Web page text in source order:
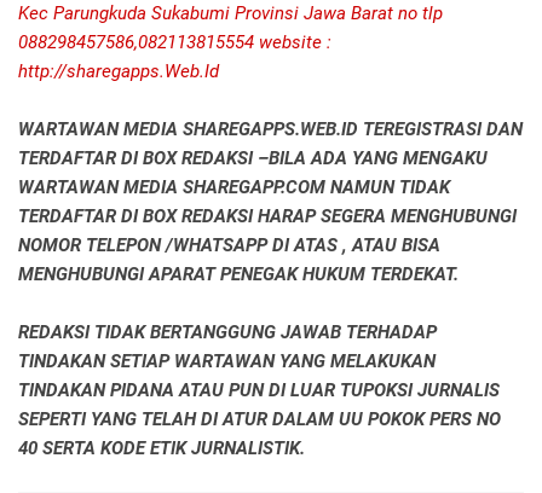
Kec Parungkuda Sukabumi Provinsi Jawa Barat no tlp
088298457586,082113815554 website :
http://sharegapps.Web.Id
WARTAWAN MEDIA SHAREGAPPS.WEB.ID TEREGISTRASI DAN
TERDAFTAR DI BOX REDAKSI –BILA ADA YANG MENGAKU
WARTAWAN MEDIA SHAREGAPP.COM NAMUN TIDAK
TERDAFTAR DI BOX REDAKSI HARAP SEGERA MENGHUBUNGI
NOMOR TELEPON /WHATSAPP DI ATAS , ATAU BISA
MENGHUBUNGI APARAT PENEGAK HUKUM TERDEKAT.
REDAKSI TIDAK BERTANGGUNG JAWAB TERHADAP
TINDAKAN SETIAP WARTAWAN YANG MELAKUKAN
TINDAKAN PIDANA ATAU PUN DI LUAR TUPOKSI JURNALIS
SEPERTI YANG TELAH DI ATUR DALAM UU POKOK PERS NO
40 SERTA KODE ETIK JURNALISTIK.